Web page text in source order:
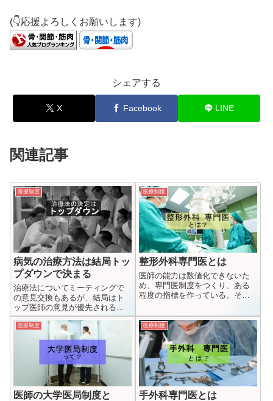
(👇応援よろしくお願いします)
シェアする
X Facebook LINE
関連記事
医療制度
病気の治療方法は結局トッ
プダウンで決まる
治療法についてミーティングで
の意見交換もあるが、結局はト
ップ医師の意見が優先されるこ
とが多く、科学的かつ患者ニー
ズを考慮した治療がなされてい
ない事も多いです。
医療制度
整形外科専門医とは
医師の能力は数値化できないた
め、専門医制度をつくり、ある
程度の指標を作っている。それ
ないという事です
医療制度
医師の大学医局制度と
医療制度
手外科専門医とは